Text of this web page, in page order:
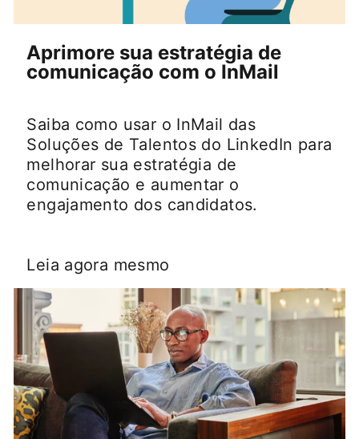
Aprimore sua estratégia de
comunicação com o InMail
Saiba como usar o InMail das
Soluções de Talentos do LinkedIn para
melhorar sua estratégia de
comunicação e aumentar o
engajamento dos candidatos.
Leia agora mesmo